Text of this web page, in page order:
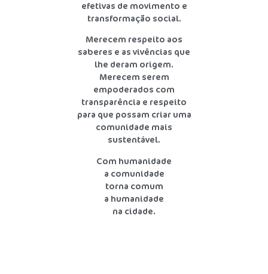
efetivas de movimento e
transformação social.
Merecem respeito aos
saberes e as vivências que
lhe deram origem.
Merecem serem
empoderados com
transparência e respeito
para que possam criar uma
comunidade mais
sustentável.
Com humanidade
a comunidade
torna comum
a humanidade
na cidade.